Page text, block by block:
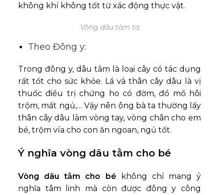
không khí không tốt từ xác động thực vật.
Vòng dâu tằm ta
Theo Đông y:
Trong đông y, dâu tằm là loại cây có tác dụng
rất tốt cho sức khỏe. Lá và thân cây dâu là vị
thuốc điều trị chứng ho có đờm, đổ mồ hôi
trộm, mất ngủ,… Vậy nên ông bà ta thường lấy
thân cây dâu làm vòng tay, vòng chân cho em
bé, trộm vía cho con ăn ngoan, ngủ tốt.
Ý nghĩa vòng dâu tằm cho bé
Vòng dâu tằm cho bé không chỉ mang ý
nghĩa tâm linh mà còn được đông y công